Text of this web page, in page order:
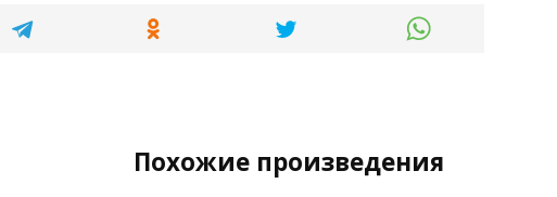
Похожие произведения